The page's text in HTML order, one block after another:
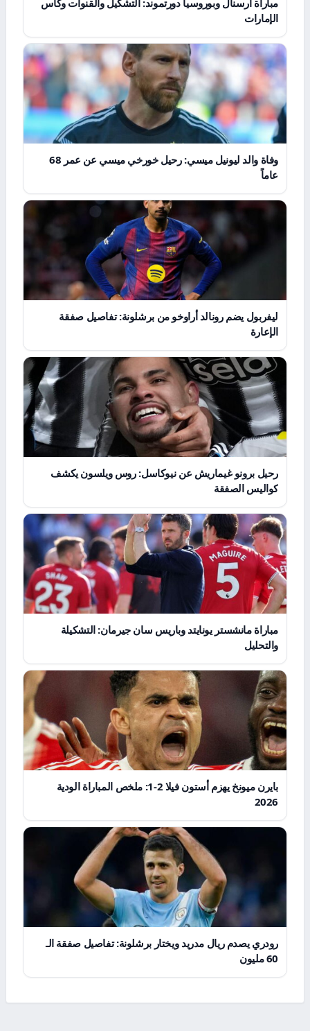
مباراة أرسنال وبوروسيا دورتموند: التشكيل والقنوات وكأس
الإمارات
وفاة والد ليونيل ميسي: رحيل خورخي ميسي عن عمر 68
عاماً
ليفربول يضم رونالد أراوخو من برشلونة: تفاصيل صفقة
الإعارة
رحيل برونو غيماريش عن نيوكاسل: روس ويلسون يكشف
كواليس الصفقة
مباراة مانشستر يونايتد وباريس سان جيرمان: التشكيلة
والتحليل
بايرن ميونخ يهزم أستون فيلا 2-1: ملخص المباراة الودية
2026
رودري يصدم ريال مدريد ويختار برشلونة: تفاصيل صفقة الـ
60 مليون